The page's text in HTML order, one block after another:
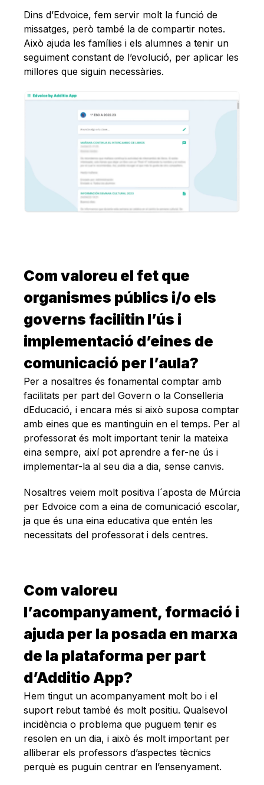
Dins d’Edvoice, fem servir molt la funció de
missatges, però també la de compartir notes.
Això ajuda les famílies i els alumnes a tenir un
seguiment constant de l’evolució, per aplicar les
millores que siguin necessàries.
Com valoreu el fet que
organismes públics i/o els
governs facilitin l’ús i
implementació d’eines de
comunicació per l’aula?
Per a nosaltres és fonamental comptar amb
facilitats per part del Govern o la Conselleria
dEducació, i encara més si això suposa comptar
amb eines que es mantinguin en el temps. Per al
professorat és molt important tenir la mateixa
eina sempre, així pot aprendre a fer-ne ús i
implementar-la al seu dia a dia, sense canvis.
Nosaltres veiem molt positiva l´aposta de Múrcia
per Edvoice com a eina de comunicació escolar,
ja que és una eina educativa que entén les
necessitats del professorat i dels centres.
Com valoreu
l’acompanyament, formació i
ajuda per la posada en marxa
de la plataforma per part
d’Additio App?
Hem tingut un acompanyament molt bo i el
suport rebut també és molt positiu. Qualsevol
incidència o problema que puguem tenir es
resolen en un dia, i això és molt important per
alliberar els professors d’aspectes tècnics
perquè es puguin centrar en l’ensenyament.